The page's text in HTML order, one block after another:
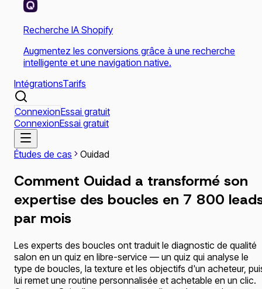
Recherche IA Shopify
Augmentez les conversions grâce à une recherche
intelligente et une navigation native.
IntégrationsTarifs
ConnexionEssai gratuit
ConnexionEssai gratuit
Études de cas Ouidad
Comment Ouidad a transformé son
expertise des boucles en 7 800
par mois
Les experts des boucles ont traduit le diagnostic de qualité
salon en un quiz en libre-service — un quiz qui analyse le
type de boucles, la texture et les objectifs d'un acheteur,
lui remet une routine personnalisée et achetable en un clic.